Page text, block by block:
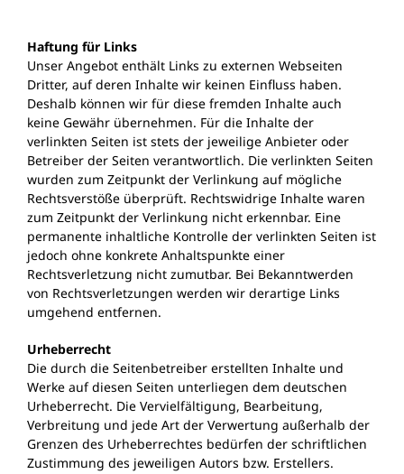
Haftung für Links
Unser Angebot enthält Links zu externen Webseiten
Dritter, auf deren Inhalte wir keinen Einfluss haben.
Deshalb können wir für diese fremden Inhalte auch
keine Gewähr übernehmen. Für die Inhalte der
verlinkten Seiten ist stets der jeweilige Anbieter oder
Betreiber der Seiten verantwortlich. Die verlinkten Seiten
wurden zum Zeitpunkt der Verlinkung auf mögliche
Rechtsverstöße überprüft. Rechtswidrige Inhalte waren
zum Zeitpunkt der Verlinkung nicht erkennbar. Eine
permanente inhaltliche Kontrolle der verlinkten Seiten ist
jedoch ohne konkrete Anhaltspunkte einer
Rechtsverletzung nicht zumutbar. Bei Bekanntwerden
von Rechtsverletzungen werden wir derartige Links
umgehend entfernen.
Urheberrecht
Die durch die Seitenbetreiber erstellten Inhalte und
Werke auf diesen Seiten unterliegen dem deutschen
Urheberrecht. Die Vervielfältigung, Bearbeitung,
Verbreitung und jede Art der Verwertung außerhalb der
Grenzen des Urheberrechtes bedürfen der schriftlichen
Zustimmung des jeweiligen Autors bzw. Erstellers.